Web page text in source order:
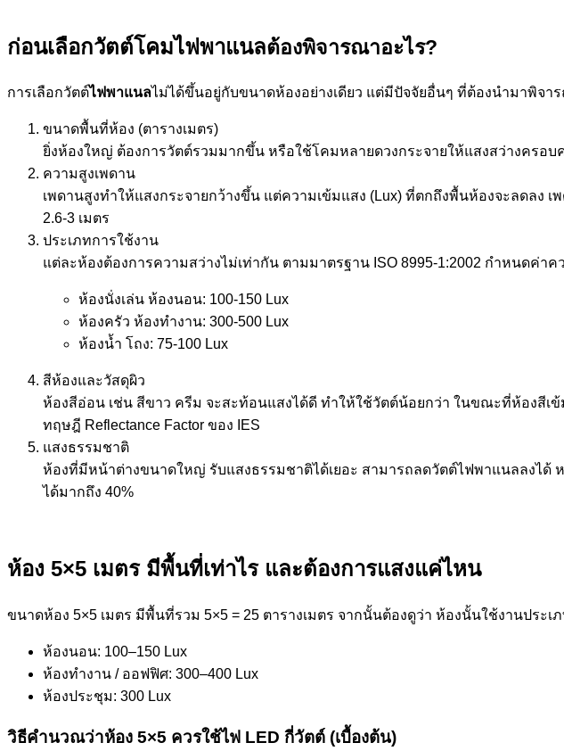
ก่อนเลือกวัตต์โคมไฟพาแนลต้องพิจารณาอะไร?
การเลือกวัตต์ไฟพาแนลไม่ได้ขึ้นอยู่กับขนาดห้องอย่างเดียว แต่มีปัจจัยอื่นๆ ที่ต้องนำมาพิจ
ขนาดพื้นที่ห้อง (ตารางเมตร)
ยิ่งห้องใหญ่ ต้องการวัตต์รวมมากขึ้น หรือใช้โคมหลายดวงกระจายให้แสงสว่างครอ
ความสูงเพดาน
เพดานสูงทำให้แสงกระจายกว้างขึ้น แต่ความเข้มแสง (Lux) ที่ตกถึงพื้นห้องจะลดลง
2.6-3 เมตร
ประเภทการใช้งาน
แต่ละห้องต้องการความสว่างไม่เท่ากัน ตามมาตรฐาน ISO 8995-1:2002 กำหนดค่าค
ห้องนั่งเล่น ห้องนอน: 100-150 Lux
ห้องครัว ห้องทำงาน: 300-500 Lux
ห้องน้ำ โถง: 75-100 Lux
สีห้องและวัสดุผิว
ห้องสีอ่อน เช่น สีขาว ครีม จะสะท้อนแสงได้ดี ทำให้ใช้วัตต์น้อยกว่า ในขณะที่ห้องสีเข้
ทฤษฎี Reflectance Factor ของ IES
แสงธรรมชาติ
ห้องที่มีหน้าต่างขนาดใหญ่ รับแสงธรรมชาติได้เยอะ สามารถลดวัตต์ไฟพาแนลลงได้
ได้มากถึง 40%
ห้อง 5×5 เมตร มีพื้นที่เท่าไร และต้องการแสงแค่ไหน
ขนาดห้อง 5×5 เมตร มีพื้นที่รวม 5×5 = 25 ตารางเมตร จากนั้นต้องดูว่า ห้องนั้นใช้งานประ
ห้องนอน: 100–150 Lux
ห้องทำงาน / ออฟฟิศ: 300–400 Lux
ห้องประชุม: 300 Lux
วิธีคำนวณว่าห้อง 5×5 ควรใช้ไฟ LED กี่วัตต์ (เบื้องต้น)